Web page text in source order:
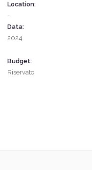
Location:
-
Data:
2024
Budget:
Riservato